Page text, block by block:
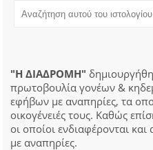
"Η ΔΙΑΔΡΟΜΗ"
πρωτοβουλία γονέων &
εφήβων με αναπηρίες, τα
οικογένειές τους. Καθώς
οι οποίοι ενδιαφέρονται
με αναπηρίες.